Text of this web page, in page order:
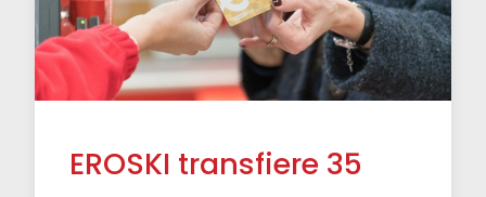
EROSKI transfiere 35